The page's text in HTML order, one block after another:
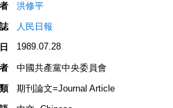
洪修平
人民日報
1989.07.28
中國共產黨中央委員會
期刊論文=Journal Article